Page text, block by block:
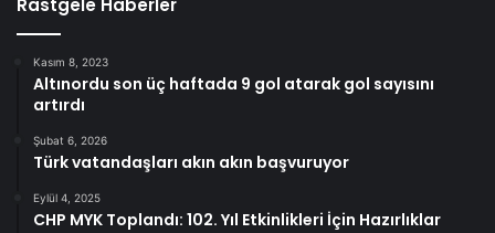
Rastgele Haberler
Kasım 8, 2023
Altınordu son üç haftada 9 gol atarak gol sayısını
artırdı
Şubat 6, 2026
Türk vatandaşları akın akın başvuruyor
Eylül 4, 2025
CHP MYK Toplandı: 102. Yıl Etkinlikleri İçin Hazırlıklar